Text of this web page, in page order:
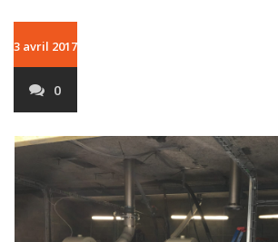
3 avril 2017
0